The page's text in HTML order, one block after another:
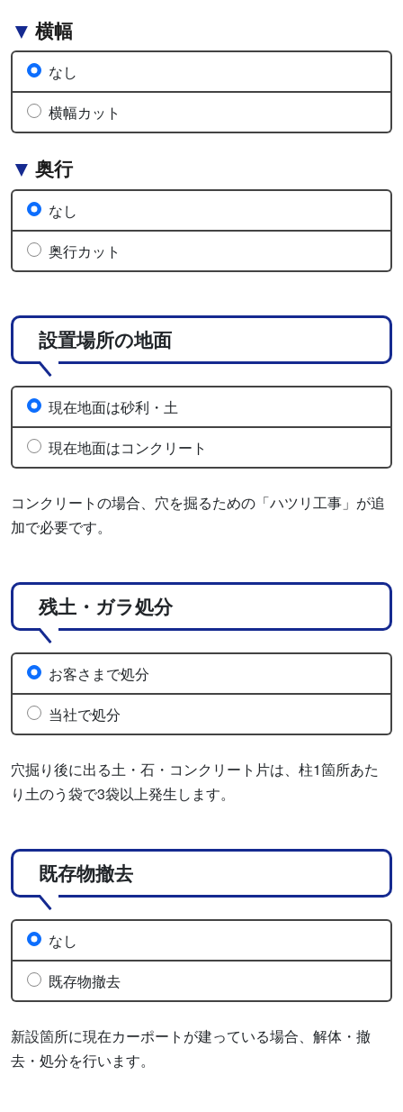
横幅
なし
横幅カット
奥行
なし
奥行カット
設置場所の地面
コンクリートの場合、穴を掘るための「ハツリ工事」が追
加で必要です。
現在地面は砂利・土
現在地面はコンクリート
残土・ガラ処分
穴掘り後に出る土・石・コンクリート片は、柱1箇所あた
り土のう袋で3袋以上発生します。
お客さまで処分
当社で処分
既存物撤去
新設箇所に現在カーポートが建っている場合、解体・撤
去・処分を行います。
なし
既存物撤去